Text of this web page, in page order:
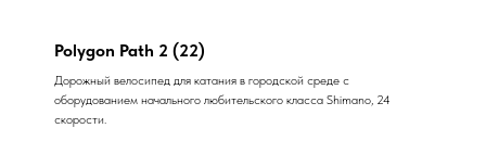
Polygon Path 2 (22)
Дорожный велосипед для катания в городской среде с
оборудованием начального любительского класса Shimano, 24
скорости.